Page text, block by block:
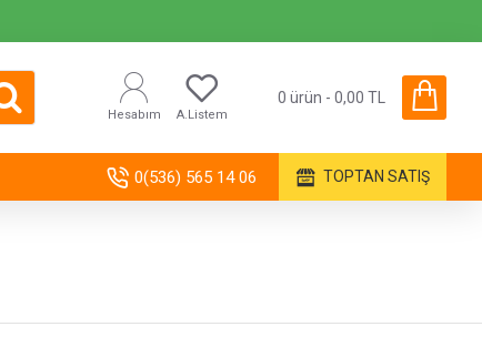
Hesabım A.Listem
0 ürün - 0,00 TL
0(536) 565 14 06 TOPTAN SATIŞ